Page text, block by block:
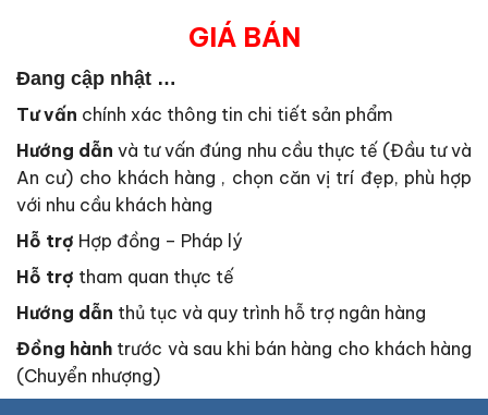
GIÁ BÁN
Đang cập nhật …
Tư vấn chính xác thông tin chi tiết sản phẩm
Hướng dẫn và tư vấn đúng nhu cầu thực tế (Đầu tư và
An cư) cho khách hàng , chọn căn vị trí đẹp, phù hợp
với nhu cầu khách hàng
Hỗ trợ Hợp đồng – Pháp lý
Hỗ trợ tham quan thực tế
Hướng dẫn thủ tục và quy trình hỗ trợ ngân hàng
Đồng hành trước và sau khi bán hàng cho khách hàng
(Chuyển nhượng)